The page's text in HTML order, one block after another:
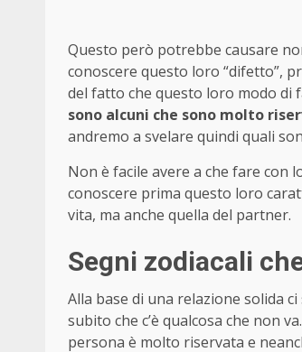
Questo però potrebbe causare
conoscere questo loro “difetto”,
del fatto che questo loro modo di
sono alcuni che sono molto
andremo a svelare quindi quali
Non è facile avere a che fare con
conoscere prima questo loro
vita, ma anche quella del partner.
Segni zodiacali
Alla base di una relazione solida
subito che c’è qualcosa che non
persona è molto riservata e